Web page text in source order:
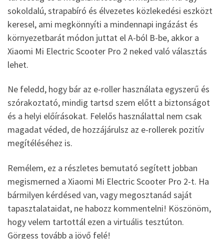
sokoldalú, strapabíró és élvezetes közlekedési eszközt
keresel, ami megkönnyíti a mindennapi ingázást és
környezetbarát módon juttat el A-ból B-be, akkor a
Xiaomi Mi Electric Scooter Pro 2 neked való választás
lehet.
Ne feledd, hogy bár az e-roller használata egyszerű és
szórakoztató, mindig tartsd szem előtt a biztonságot
és a helyi előírásokat. Felelős használattal nem csak
magadat véded, de hozzájárulsz az e-rollerek pozitív
megítéléséhez is.
Remélem, ez a részletes bemutató segített jobban
megismerned a Xiaomi Mi Electric Scooter Pro 2-t. Ha
bármilyen kérdésed van, vagy megosztanád saját
tapasztalataidat, ne habozz kommentelni! Köszönöm,
hogy velem tartottál ezen a virtuális tesztúton.
Görgess tovább a jövő felé!